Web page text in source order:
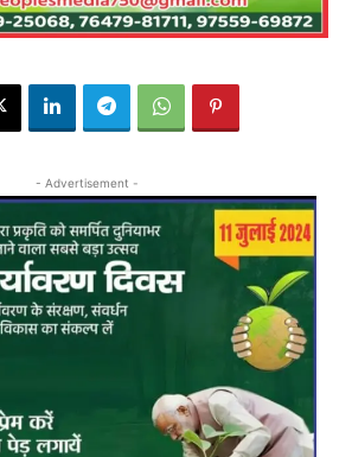
- Advertisement -